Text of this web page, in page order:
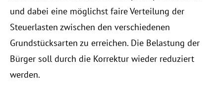
About
Join
und dabei eine möglichst faire Verteilung der
Steuerlasten zwischen den verschiedenen
Grundstücksarten zu erreichen. Die Belastung der
Bürger soll durch die Korrektur wieder reduziert
werden.